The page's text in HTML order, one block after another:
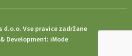
d.o.o. Vse pravice zadržane
Development: iMode